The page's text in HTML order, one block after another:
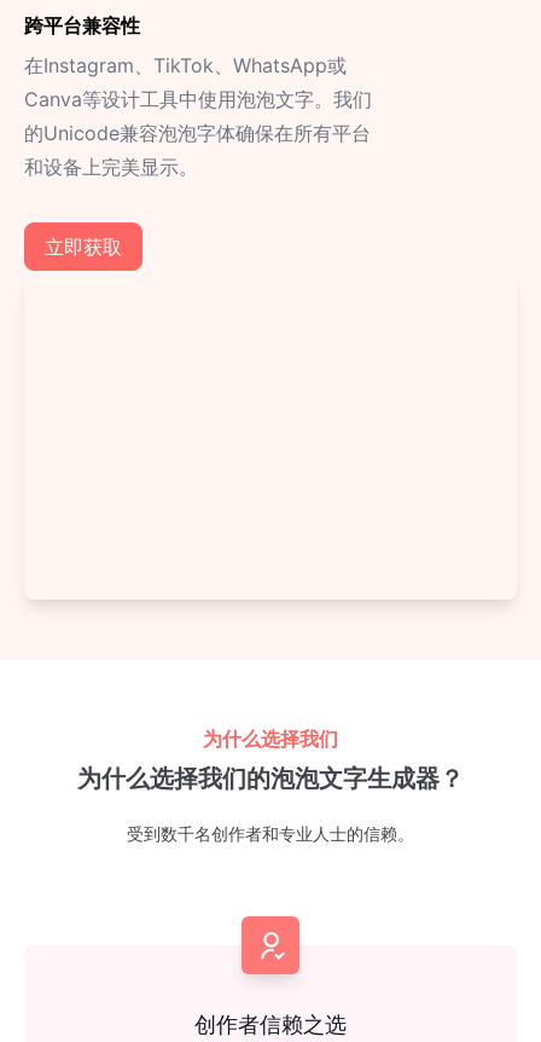
跨平台兼容性
在Instagram、TikTok、WhatsApp或
Canva等设计工具中使用泡泡文字。我们
的Unicode兼容泡泡字体确保在所有平台
和设备上完美显示。
立即获取
为什么选择我们
为什么选择我们的泡泡文字生成器？
受到数千名创作者和专业人士的信赖。
创作者信赖之选